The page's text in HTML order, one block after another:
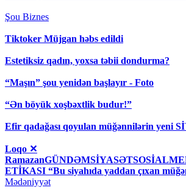
Şou Biznes
Tiktoker Müjgan həbs edildi
Estetiksiz qadın, yoxsa təbii dondurma?
“Maşın” şou yenidən başlayır - Foto
“Ən böyük xoşbəxtlik budur!”
Efir qadağası qoyulan müğənnilərin yeni
Loqo ✕
ETİKASI “Bu siyahıda yaddan çıxan
Mədəniyyət